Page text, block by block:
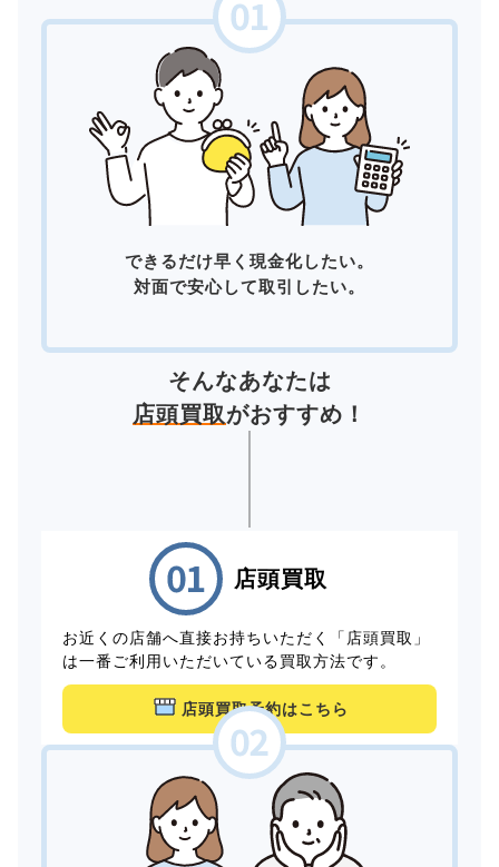
できるだけ早く現金化したい。
対面で安心して取引したい。
そんなあなたは
店頭買取がおすすめ！
店頭買取
お近くの店舗へ直接お持ちいただく「店頭買取」
は一番ご利用いただいている買取方法です。
店頭買取予約はこちら